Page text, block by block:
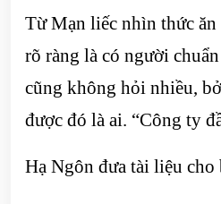
Từ Mạn liếc nhìn thức ăn
rõ ràng là có người
cũng không hỏi nhiều,
được đó là ai. “Công ty
Hạ Ngôn đưa tài liệu cho